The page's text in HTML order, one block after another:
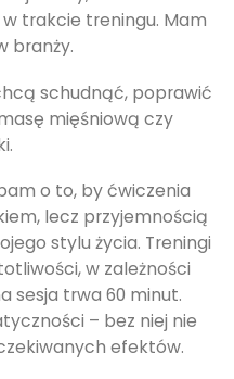
trakcie treningu. Mam
branży.
schudnąć, poprawić
mięśniową czy
o to, by ćwiczenia
lecz przyjemnością
stylu życia. Treningi
w zależności
sesja trwa 60 minut.
– bez niej nie
efektów.